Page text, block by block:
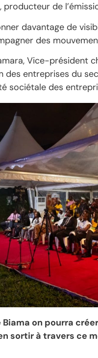
producteur de
davantage de
des
Vice-président
des entreprises du
sociétale des
Biama on pourra
sortir à travers ce